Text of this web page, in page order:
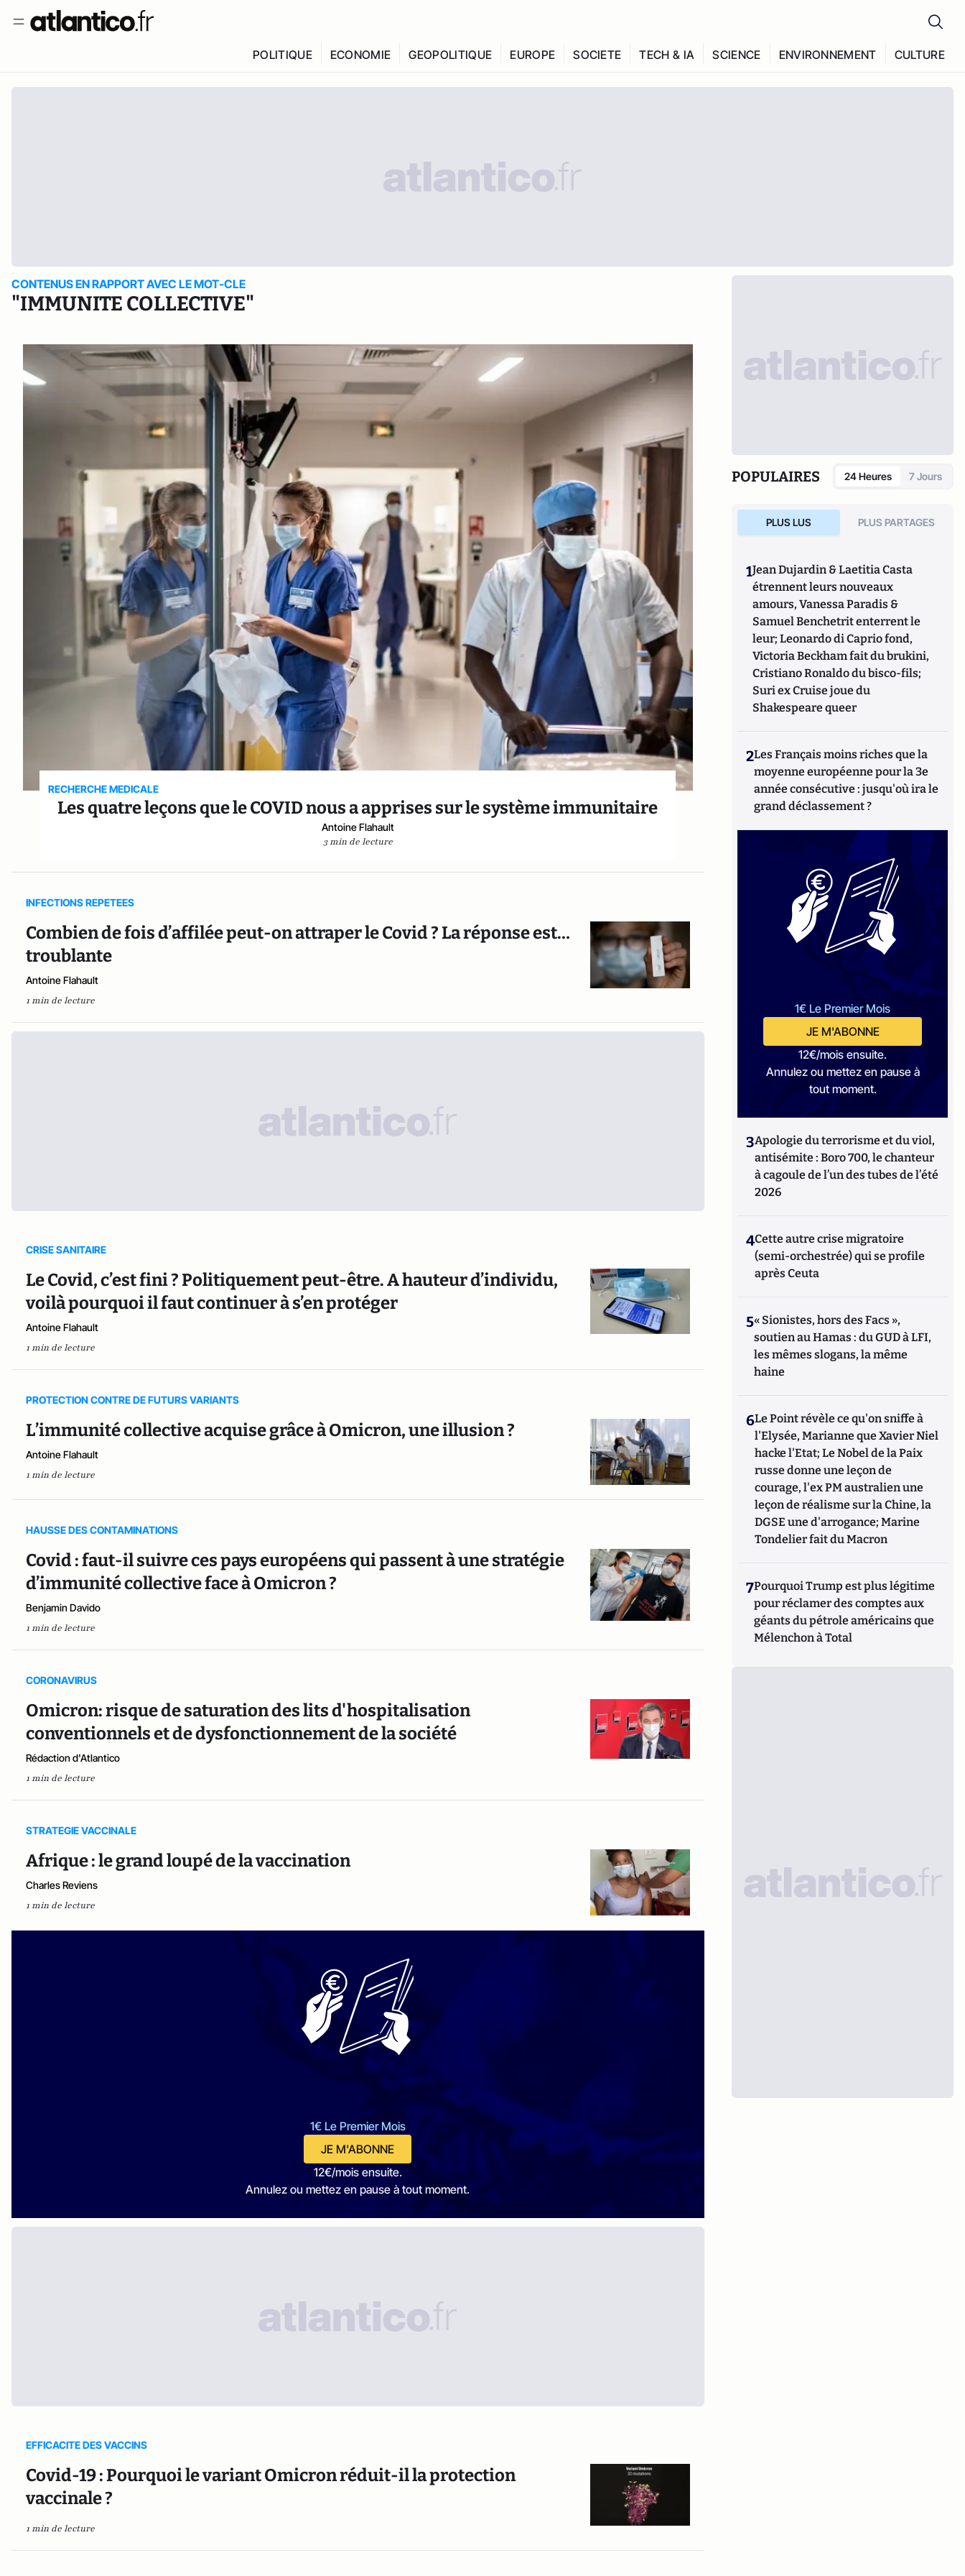
POLITIQUE ECONOMIE GEOPOLITIQUE EUROPE SOCIETE TECH & IA SCIENCE ENVIRONNEMENT CULTURE
CONTENUS EN RAPPORT AVEC LE MOT-CLE
"IMMUNITE COLLECTIVE"
RECHERCHE MEDICALE
Les quatre leçons que le COVID nous a apprises sur le système immunitaire
Antoine Flahault
3 min de lecture
INFECTIONS REPETEES
Combien de fois d’affilée peut-on attraper le Covid ? La réponse est…
troublante
Antoine Flahault
1 min de lecture
CRISE SANITAIRE
Le Covid, c’est fini ? Politiquement peut-être. A hauteur d’individu,
voilà pourquoi il faut continuer à s’en protéger
Antoine Flahault
1 min de lecture
PROTECTION CONTRE DE FUTURS VARIANTS
L’immunité collective acquise grâce à Omicron, une illusion ?
Antoine Flahault
1 min de lecture
HAUSSE DES CONTAMINATIONS
Covid : faut-il suivre ces pays européens qui passent à une stratégie
d’immunité collective face à Omicron ?
Benjamin Davido
1 min de lecture
CORONAVIRUS
Omicron: risque de saturation des lits d'hospitalisation
conventionnels et de dysfonctionnement de la société
Rédaction d'Atlantico
1 min de lecture
STRATEGIE VACCINALE
Afrique : le grand loupé de la vaccination
Charles Reviens
1 min de lecture
1€ Le Premier Mois
JE M'ABONNE
12€/mois ensuite.
Annulez ou mettez en pause à tout moment.
EFFICACITE DES VACCINS
Covid-19 : Pourquoi le variant Omicron réduit-il la protection
vaccinale ?
1 min de lecture
POPULAIRES 24 Heures 7 Jours
PLUS LUS PLUS PARTAGES
1Jean Dujardin & Laetitia Casta
étrennent leurs nouveaux
amours, Vanessa Paradis &
Samuel Benchetrit enterrent le
leur; Leonardo di Caprio fond,
Victoria Beckham fait du brukini,
Cristiano Ronaldo du bisco-fils;
Suri ex Cruise joue du
Shakespeare queer
2Les Français moins riches que la
moyenne européenne pour la 3e
année consécutive : jusqu'où ira le
grand déclassement ?
1€ Le Premier Mois
JE M'ABONNE
12€/mois ensuite.
Annulez ou mettez en pause à
tout moment.
3Apologie du terrorisme et du viol,
antisémite : Boro 700, le chanteur
à cagoule de l’un des tubes de l’été
2026
4Cette autre crise migratoire
(semi-orchestrée) qui se profile
après Ceuta
5« Sionistes, hors des Facs »,
soutien au Hamas : du GUD à LFI,
les mêmes slogans, la même
haine
6Le Point révèle ce qu'on sniffe à
l'Elysée, Marianne que Xavier Niel
hacke l'Etat; Le Nobel de la Paix
russe donne une leçon de
courage, l'ex PM australien une
leçon de réalisme sur la Chine, la
DGSE une d'arrogance; Marine
Tondelier fait du Macron
7Pourquoi Trump est plus légitime
pour réclamer des comptes aux
géants du pétrole américains que
Mélenchon à Total